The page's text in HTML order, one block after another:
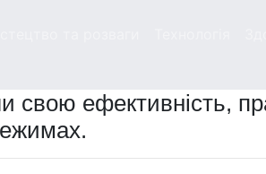
свою ефективність,